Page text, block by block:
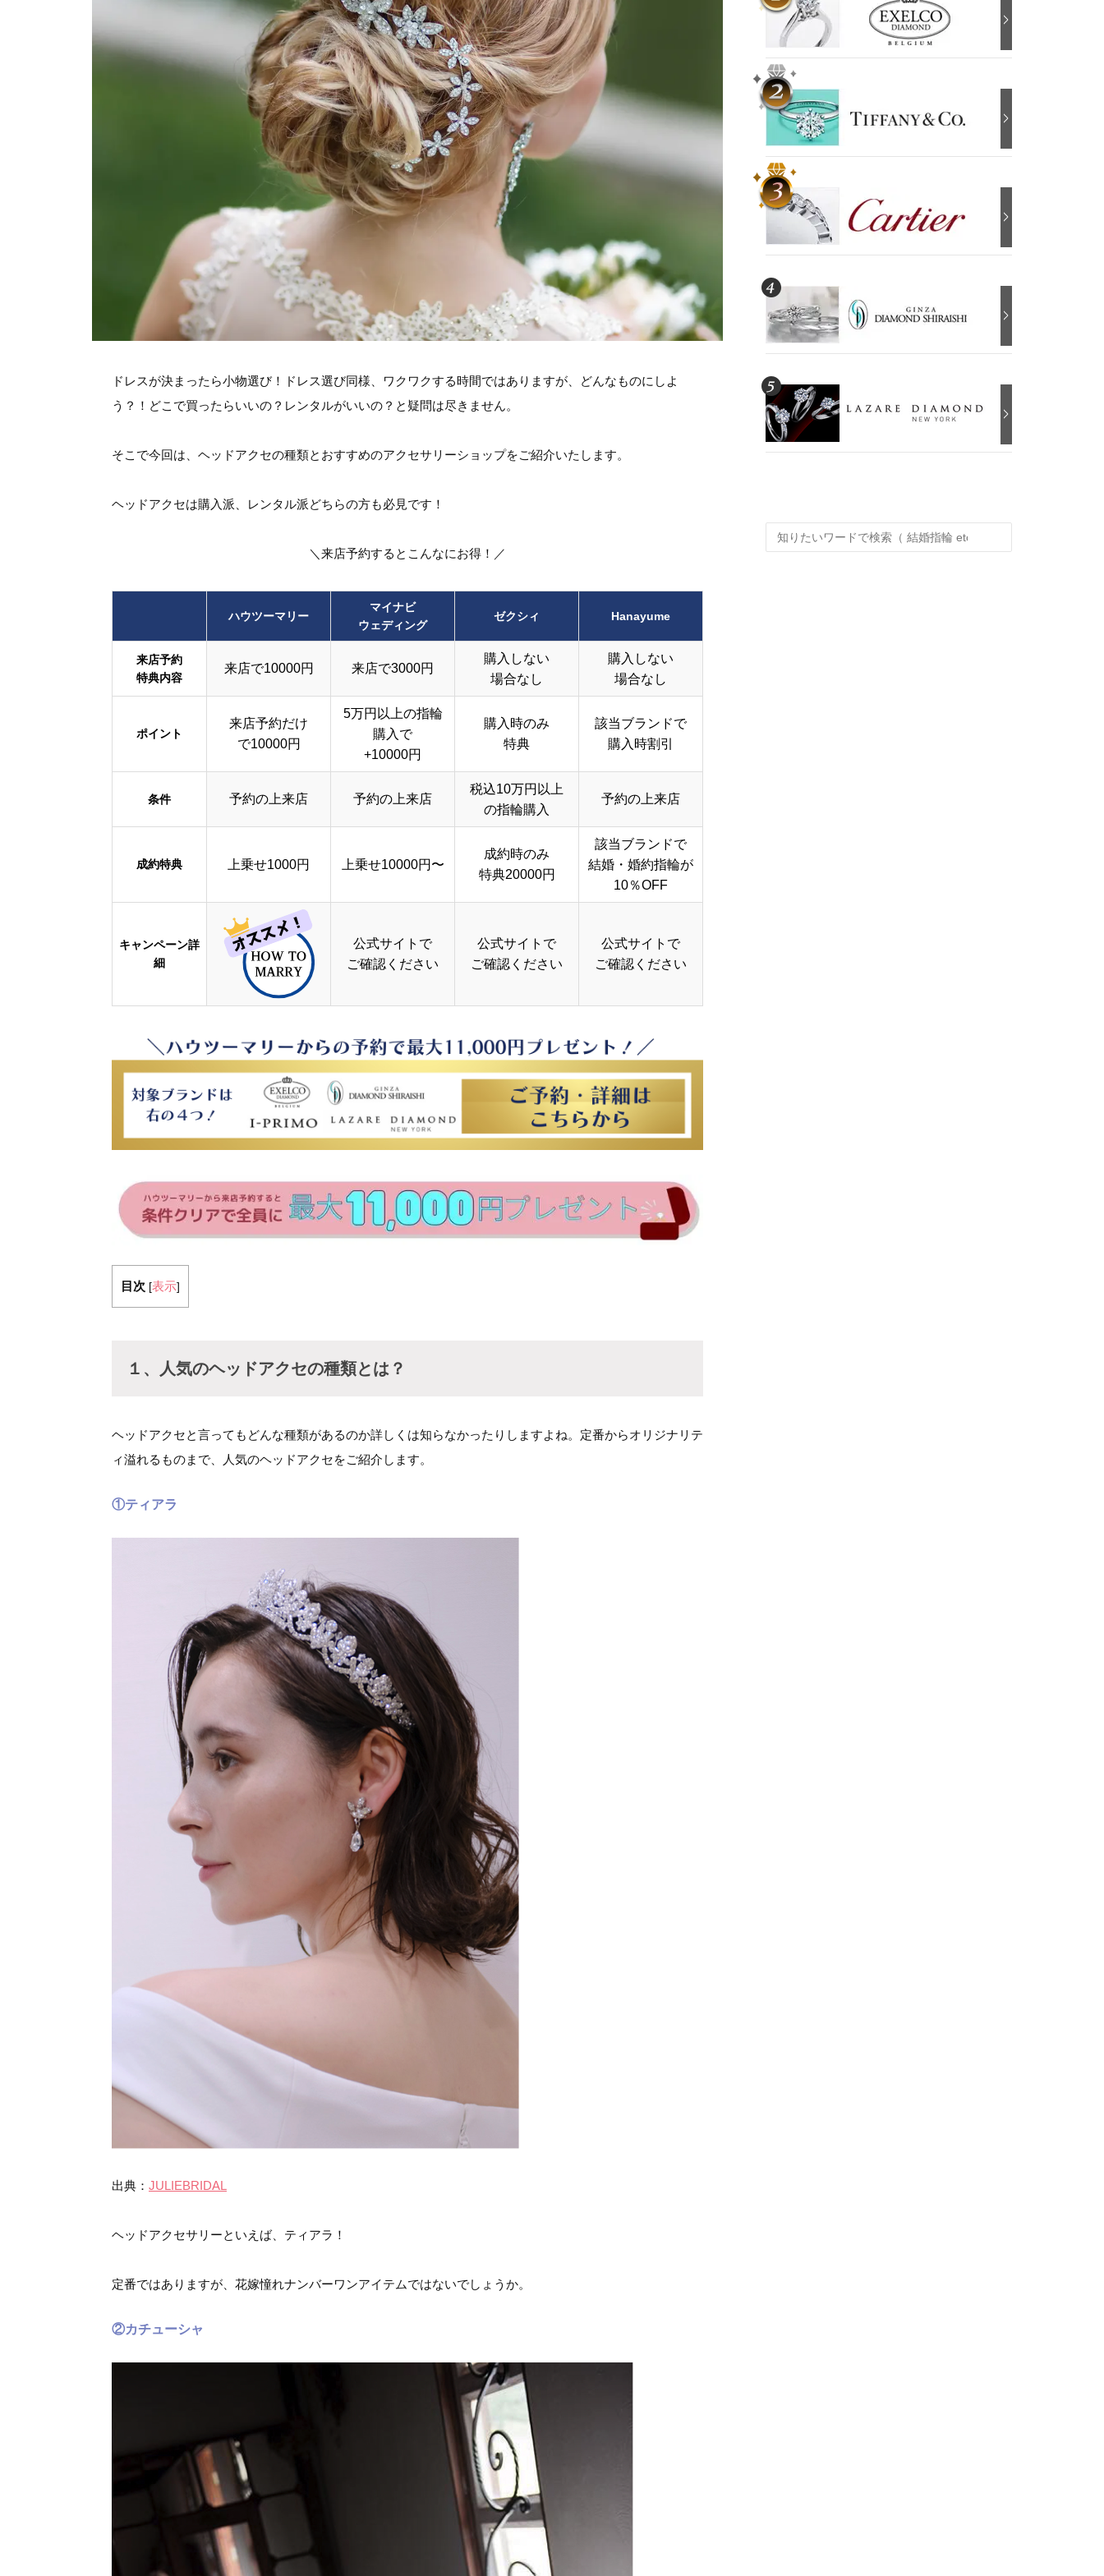
ドレスが決まったら小物選び！ドレス選び同様、ワクワクする時間ではありますが、どんなものにしよ
う？！どこで買ったらいいの？レンタルがいいの？と疑問は尽きません。
そこで今回は、ヘッドアクセの種類とおすすめのアクセサリーショップをご紹介いたします。
ヘッドアクセは購入派、レンタル派どちらの方も必見です！
＼来店予約するとこんなにお得！／
ハウツーマリー
マイナビ
ウェディング
ゼクシィ Hanayume
来店予約
特典内容
来店で10000円 来店で3000円
購入しない
場合なし
購入しない
場合なし
ポイント
来店予約だけ
で10000円
5万円以上の指輪
購入で
+10000円
購入時のみ
特典
該当ブランドで
購入時割引
条件 予約の上来店 予約の上来店
税込10万円以上
の指輪購入
予約の上来店
成約特典 上乗せ1000円 上乗せ10000円〜
成約時のみ
特典20000円
該当ブランドで
結婚・婚約指輪が
10％OFF
キャンペーン詳
細
公式サイトで
ご確認ください
公式サイトで
ご確認ください
公式サイトで
ご確認ください
目次 [表示]
１、人気のヘッドアクセの種類とは？
ヘッドアクセと言ってもどんな種類があるのか詳しくは知らなかったりしますよね。定番からオリジナリテ
ィ溢れるものまで、人気のヘッドアクセをご紹介します。
①ティアラ
出典： JULIEBRIDAL
ヘッドアクセサリーといえば、ティアラ！
定番ではありますが、花嫁憧れナンバーワンアイテムではないでしょうか。
②カチューシャ